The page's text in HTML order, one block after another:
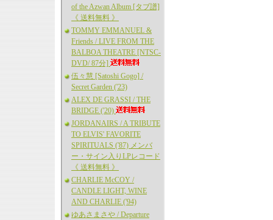
of the Azwan Album [タブ譜]
《 送料無料 》
TOMMY EMMANUEL &
Friends / LIVE FROM THE
BALBOA THEATRE [NTSC-
DVD/ 87分]
伍々慧 [Satoshi Gogo] /
Secret Garden ('23)
ALEX DE GRASSI / THE
BRIDGE ('20)
JORDANAIRS / A TRIBUTE
TO ELVIS' FAVORITE
SPIRITUALS ('87) メンバ
ー・サイン入りLPレコード
《 送料無料 》
CHARLIE McCOY /
CANDLE LIGHT, WINE
AND CHARLIE ('94)
ゆあさまさや / Departure